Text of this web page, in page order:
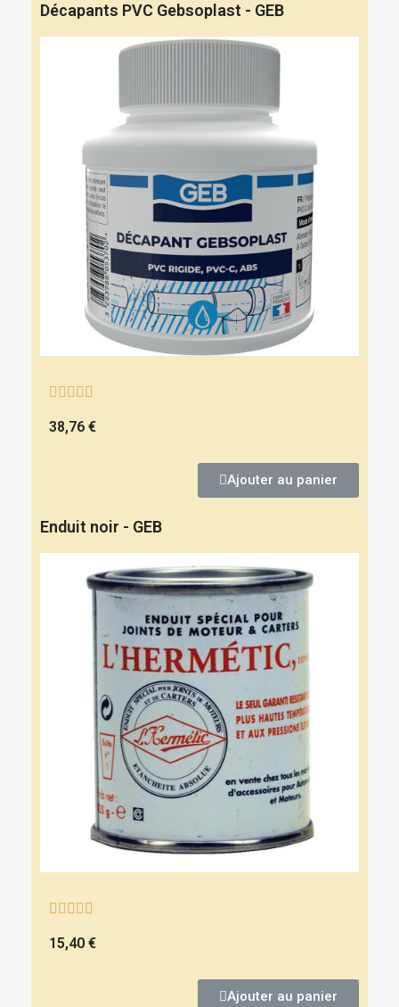
Décapants PVC Gebsoplast - GEB
    
38,76 €
Ajouter au panier
Enduit noir - GEB
    
15,40 €
Ajouter au panier